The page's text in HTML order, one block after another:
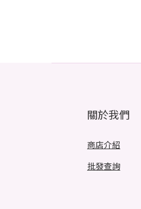
關於我們
商店介紹
批發查詢